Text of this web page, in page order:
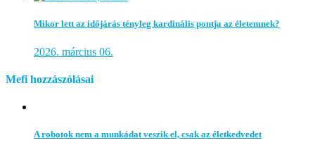
Mikor lett az időjárás tényleg kardinális pontja az életemnek?
2026. március 06.
Mefi hozzászólásai
A robotok nem a munkádat veszik el, csak az életkedvedet